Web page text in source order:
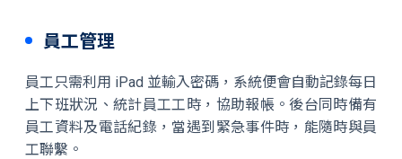
員工管理
員工只需利用 iPad 並輸入密碼，系統便會自動記錄每日
上下班狀況、統計員工工時，協助報帳。後台同時備有
員工資料及電話紀錄，當遇到緊急事件時，能隨時與員
工聯繫。